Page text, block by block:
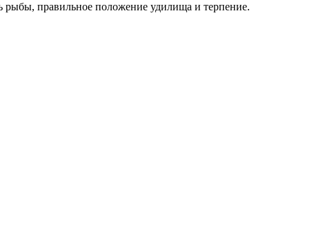
правильное положение удилища и терпение.